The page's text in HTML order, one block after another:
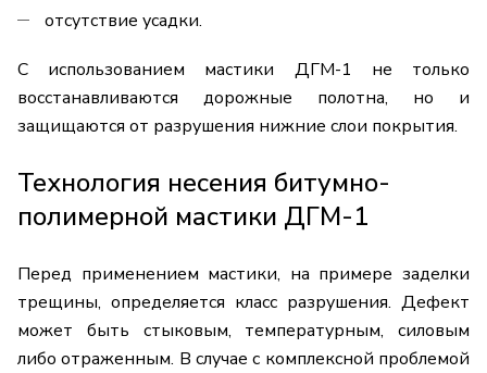
отсутствие усадки.
С использованием мастики ДГМ-1 не только
восстанавливаются дорожные полотна, но и
защищаются от разрушения нижние слои покрытия.
Технология несения битумно-
полимерной мастики ДГМ-1
Перед применением мастики, на примере заделки
трещины, определяется класс разрушения. Дефект
может быть стыковым, температурным, силовым
либо отраженным. В случае с комплексной проблемой